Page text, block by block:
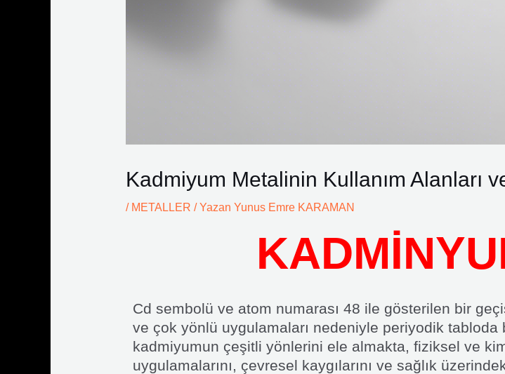
Kadmiyum Metalinin Kullanım Alanları
/ METALLER / Yazan Yunus Emre KARAMAN
Cd sembolü ve atom numarası 48 ile gösterilen bir
ve çok yönlü uygulamaları nedeniyle periyodik
kadmiyumun çeşitli yönlerini ele almakta, fiziksel ve
uygulamalarını, çevresel kaygılarını ve sağlık